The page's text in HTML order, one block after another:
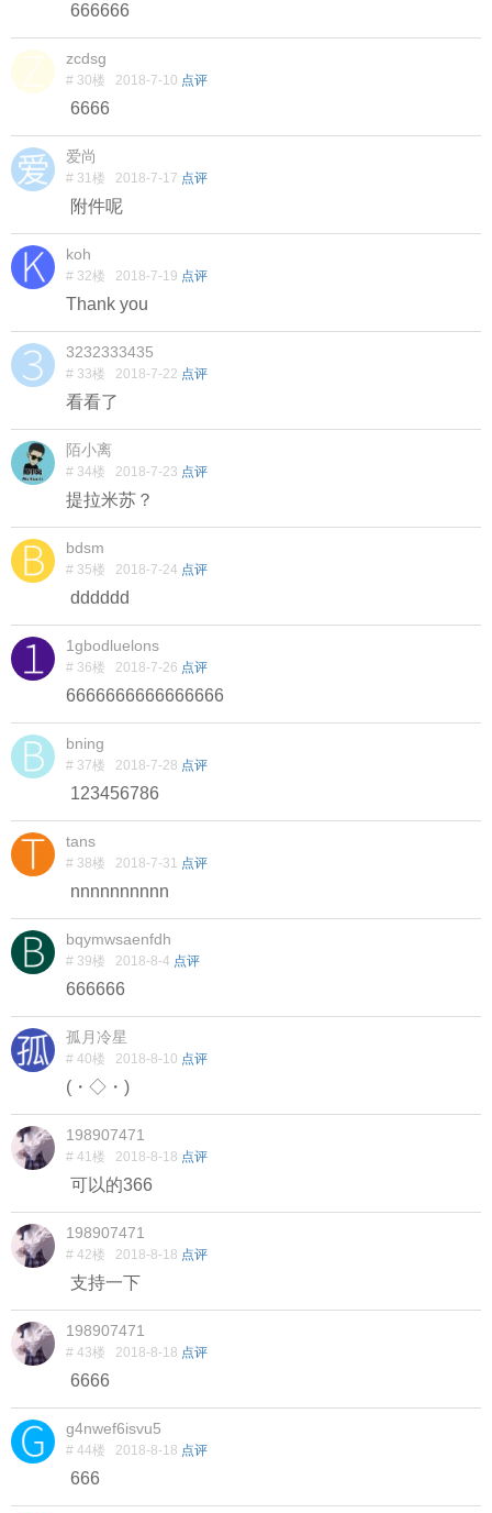
666666
zcdsg
# 30楼 2018-7-10 点评
6666
爱尚
# 31楼 2018-7-17 点评
附件呢
koh
# 32楼 2018-7-19 点评
Thank you
3232333435
# 33楼 2018-7-22 点评
看看了
陌小离
# 34楼 2018-7-23 点评
提拉米苏？
bdsm
# 35楼 2018-7-24 点评
dddddd
1gbodluelons
# 36楼 2018-7-26 点评
6666666666666666
bning
# 37楼 2018-7-28 点评
123456786
tans
# 38楼 2018-7-31 点评
nnnnnnnnnn
bqymwsaenfdh
# 39楼 2018-8-4 点评
666666
孤月冷星
# 40楼 2018-8-10 点评
(・◇・)
198907471
# 41楼 2018-8-18 点评
可以的366
198907471
# 42楼 2018-8-18 点评
支持一下
198907471
# 43楼 2018-8-18 点评
6666
g4nwef6isvu5
# 44楼 2018-8-18 点评
666